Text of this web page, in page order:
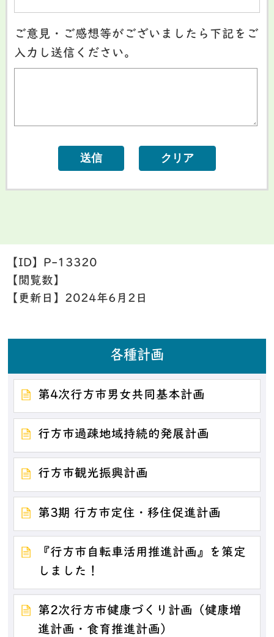
ご意見・ご感想等がございましたら下記をご
入力し送信ください。
【ID】 P-13320
【閲覧数】
【更新日】 2024年6月2日
各種計画
第4次行方市男女共同基本計画
行方市過疎地域持続的発展計画
行方市観光振興計画
第3期 行方市定住・移住促進計画
『行方市自転車活用推進計画』を策定
しました！
第2次行方市健康づくり計画（健康増
進計画・食育推進計画）